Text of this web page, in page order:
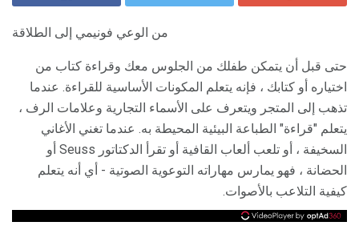
من الوعي فونيمي إلى الطلاقة
حتى قبل أن يتمكن طفلك من الجلوس معك وقراءة كتاب من
اختياره أو كتابك ، فإنه يتعلم المكونات الأساسية للقراءة. عندما
تذهب إلى المتجر ويتعرف على الأسماء التجارية وعلامات الرف ،
يتعلم "قراءة" الطباعة البيئية المحيطة به. عندما تغني الأغاني
السخيفة ، أو تلعب ألعاب القافية أو تقرأ الدكتاتور Seuss أو
الحضانة ، فهو يمارس مهاراته التوعوية الصوتية - أي أنه يتعلم
كيفية التلاعب بالأصوات.